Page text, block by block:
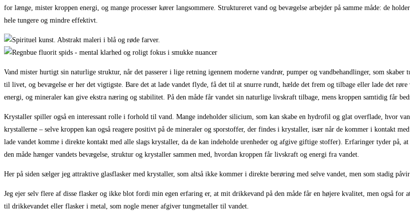
for længe, mister kroppen energi, og mange processer kører langsommere. Struktureret vand og bevægelse arbejder på samme måde: de
hele tungere og mindre effektivt.
Vand mister hurtigt sin naturlige struktur, når det passerer i lige retning igennem moderne vandrør, pumper og vandbehandlinger, som
til livet, og bevægelse er her det vigtigste. Bare det at lade vandet flyde, få det til at snurre rundt, hælde det frem og tilbage eller lade det
energi, og mineraler kan give ekstra næring og stabilitet. På den måde får vandet sin naturlige livskraft tilbage, mens kroppen samtidig får
Krystaller spiller også en interessant rolle i forhold til vand. Mange indeholder silicium, som kan skabe en hydrofil og glat overflade, hvor
krystallerne – selve kroppen kan også reagere positivt på de mineraler og sporstoffer, der findes i krystaller, især når de kommer i kontakt
lade vandet komme i direkte kontakt med alle slags krystaller, da de kan indeholde urenheder og afgive giftige stoffer). Erfaringer tyder på,
den måde hænger vandets bevægelse, struktur og krystaller sammen med, hvordan kroppen får livskraft og energi fra vandet.
Her på siden sælger jeg attraktive glasflasker med krystaller, som altså ikke kommer i direkte berøring med selve vandet, men som stadig
Jeg ejer selv flere af disse flasker og ikke blot fordi min egen erfaring er, at mit drikkevand på den måde får en højere kvalitet, men også
til drikkevandet eller flasker i metal, som nogle mener afgiver tungmetaller til vandet.